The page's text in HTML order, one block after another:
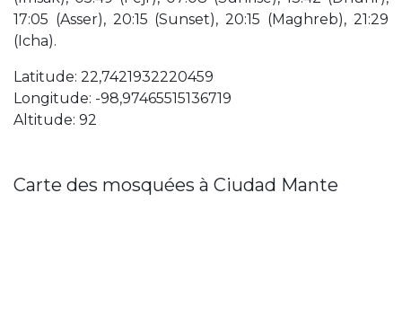
17:05 (Asser), 20:15 (Sunset), 20:15 (Maghreb), 21:29
(Icha).
Latitude: 22,7421932220459
Longitude: -98,97465515136719
Altitude: 92
Carte des mosquées à Ciudad Mante